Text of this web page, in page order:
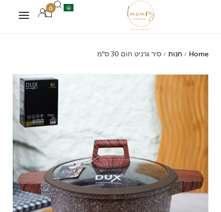
0
Home
/ חנות / סיר גרניט חום 30 ס"מ